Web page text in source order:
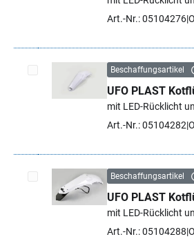
Art.-Nr.: 05104276
Artikel auswählen
Beschaffungsartikel
UFO PLAST
mit LED-Rücklicht
Art.-Nr.: 05104282
Artikel auswählen
Beschaffungsartikel
UFO PLAST
mit LED-Rücklicht
Art.-Nr.: 05104288